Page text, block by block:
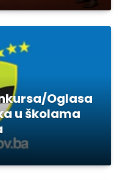
Oglasa
u školama